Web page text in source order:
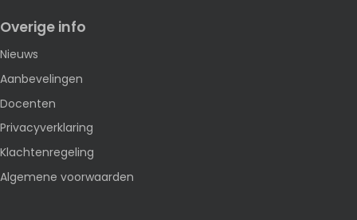
Overige info
Nieuws
Aanbevelingen
Docenten
Privacyverklaring
Klachtenregeling
Algemene voorwaarden